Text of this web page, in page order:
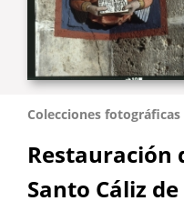
Colecciones
Restauración
Santo Cáliz de